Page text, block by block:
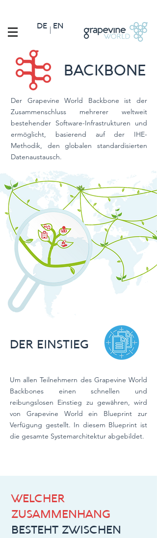
|
DE EN
BACKBONE
Der Grapevine World Backbone ist der
Zusammenschluss mehrerer weltweit
bestehender Software-Infrastrukturen und
ermöglicht, basierend auf der IHE-
Methodik, den globalen standardisierten
Datenaustausch.
DER EINSTIEG
Um allen Teilnehmern des Grapevine World
Backbones einen schnellen und
reibungslosen Einstieg zu gewähren, wird
von Grapevine World ein Blueprint zur
Verfügung gestellt. In diesem Blueprint ist
die gesamte Systemarchitektur abgebildet.
WELCHER
ZUSAMMENHANG
BESTEHT ZWISCHEN